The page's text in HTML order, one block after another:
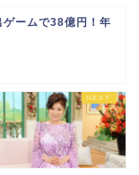
ームで38億円！年